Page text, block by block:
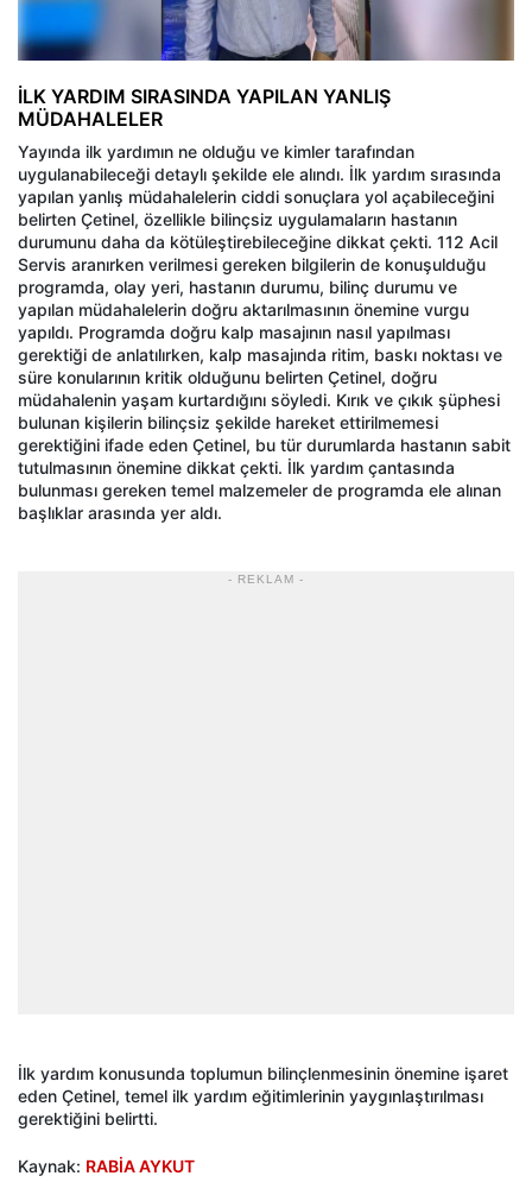
İLK YARDIM SIRASINDA YAPILAN YANLIŞ
MÜDAHALELER
Yayında ilk yardımın ne olduğu ve kimler tarafından
uygulanabileceği detaylı şekilde ele alındı. İlk yardım sırasında
yapılan yanlış müdahalelerin ciddi sonuçlara yol açabileceğini
belirten Çetinel, özellikle bilinçsiz uygulamaların hastanın
durumunu daha da kötüleştirebileceğine dikkat çekti. 112 Acil
Servis aranırken verilmesi gereken bilgilerin de konuşulduğu
programda, olay yeri, hastanın durumu, bilinç durumu ve
yapılan müdahalelerin doğru aktarılmasının önemine vurgu
yapıldı. Programda doğru kalp masajının nasıl yapılması
gerektiği de anlatılırken, kalp masajında ritim, baskı noktası ve
süre konularının kritik olduğunu belirten Çetinel, doğru
müdahalenin yaşam kurtardığını söyledi. Kırık ve çıkık şüphesi
bulunan kişilerin bilinçsiz şekilde hareket ettirilmemesi
gerektiğini ifade eden Çetinel, bu tür durumlarda hastanın sabit
tutulmasının önemine dikkat çekti. İlk yardım çantasında
bulunması gereken temel malzemeler de programda ele alınan
başlıklar arasında yer aldı.
- REKLAM -
İlk yardım konusunda toplumun bilinçlenmesinin önemine işaret
eden Çetinel, temel ilk yardım eğitimlerinin yaygınlaştırılması
gerektiğini belirtti.
Kaynak: RABİA AYKUT